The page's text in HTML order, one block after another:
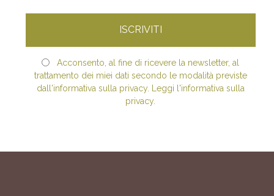
Acconsento, al fine di ricevere la newsletter, al
trattamento dei miei dati secondo le modalità previste
dall'informativa sulla privacy. Leggi l'informativa sulla
privacy.